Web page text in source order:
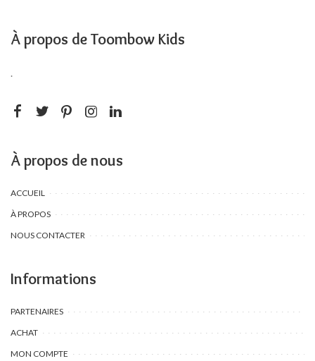
À propos de Toombow Kids
.
À propos de nous
ACCUEIL
À PROPOS
NOUS CONTACTER
Informations
PARTENAIRES
ACHAT
MON COMPTE